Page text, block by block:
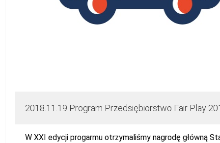
2018.11.19 Program Przedsiębiorstwo Fair Play
W XXI edycji progarmu otrzymaliśmy nagrodę główną